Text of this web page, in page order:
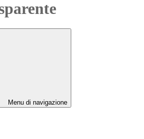
Menu di navigazione